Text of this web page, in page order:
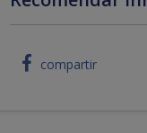
compartir